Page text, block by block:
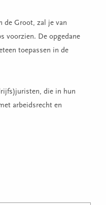
de Groot, zal je van
voorzien. De opgedane
toepassen in de
die in hun
arbeidsrecht en